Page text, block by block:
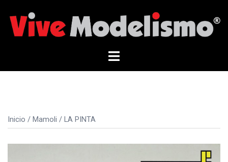
contenido
Alternar
Inicio / Mamoli / LA PINTA